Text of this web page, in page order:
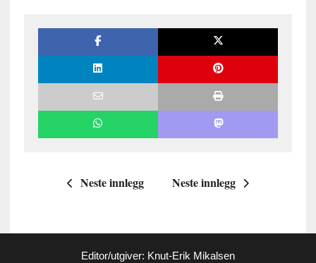
Neste innlegg Neste innlegg
Editor/utgiver: Knut-Erik Mikalsen